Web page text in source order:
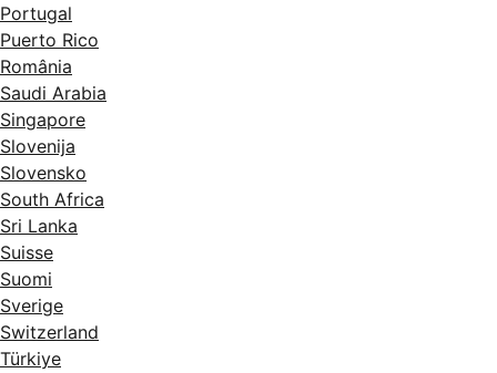
Portugal
Puerto Rico
România
Saudi Arabia
Singapore
Slovenija
Slovensko
South Africa
Sri Lanka
Suisse
Suomi
Sverige
Switzerland
Türkiye